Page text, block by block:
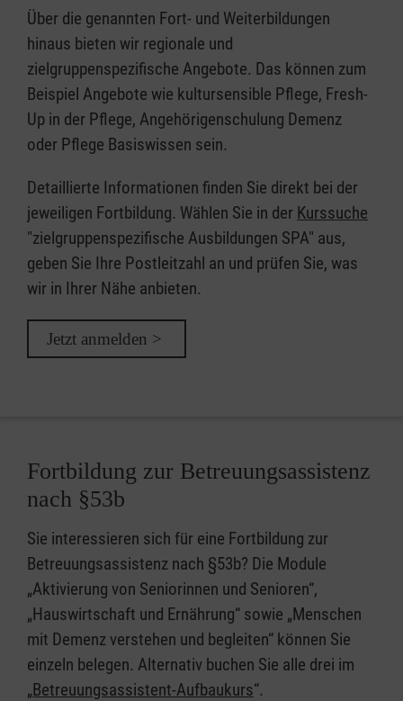
Über die genannten Fort- und Weiterbildungen
hinaus bieten wir regionale und
zielgruppenspezifische Angebote. Das können zum
Beispiel Angebote wie kultursensible Pflege, Fresh-
Up in der Pflege, Angehörigenschulung Demenz
oder Pflege Basiswissen sein.
Detaillierte Informationen finden Sie direkt bei der
jeweiligen Fortbildung. Wählen Sie in der Kurssuche
"zielgruppenspezifische Ausbildungen SPA" aus,
geben Sie Ihre Postleitzahl an und prüfen Sie, was
wir in Ihrer Nähe anbieten.
Jetzt anmelden >
Fortbildung zur Betreuungsassistenz
nach §53b
Sie interessieren sich für eine Fortbildung zur
Betreuungsassistenz nach §53b? Die Module
„Aktivierung von Seniorinnen und Senioren“,
„Hauswirtschaft und Ernährung“ sowie „Menschen
mit Demenz verstehen und begleiten“ können Sie
einzeln belegen. Alternativ buchen Sie alle drei im
„Betreuungsassistent-Aufbaukurs“.